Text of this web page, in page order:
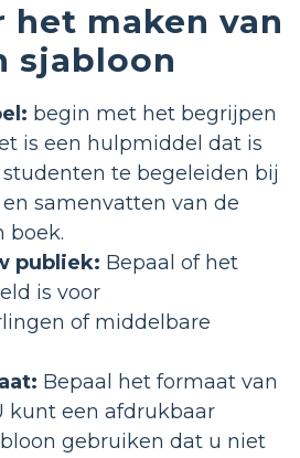
het maken van
sjabloon
begin met het begrijpen
is een hulpmiddel dat is
te begeleiden bij
samenvatten van de
boek.
publiek: Bepaal of het
is voor
of middelbare
Bepaal het formaat van
kunt een afdrukbaar
gebruiken dat u niet